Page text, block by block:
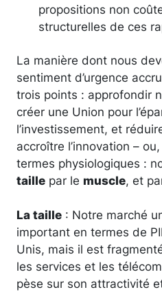
propositions non
structurelles de ces
La manière dont nous
sentiment d’urgence
trois points : approfondir
créer une Union pour
l’investissement, et
accroître l’innovation –
termes physiologiques :
taille par le muscle, et
La taille : Notre marché
important en termes de
Unis, mais il est
les services et les
pèse sur son attractivité